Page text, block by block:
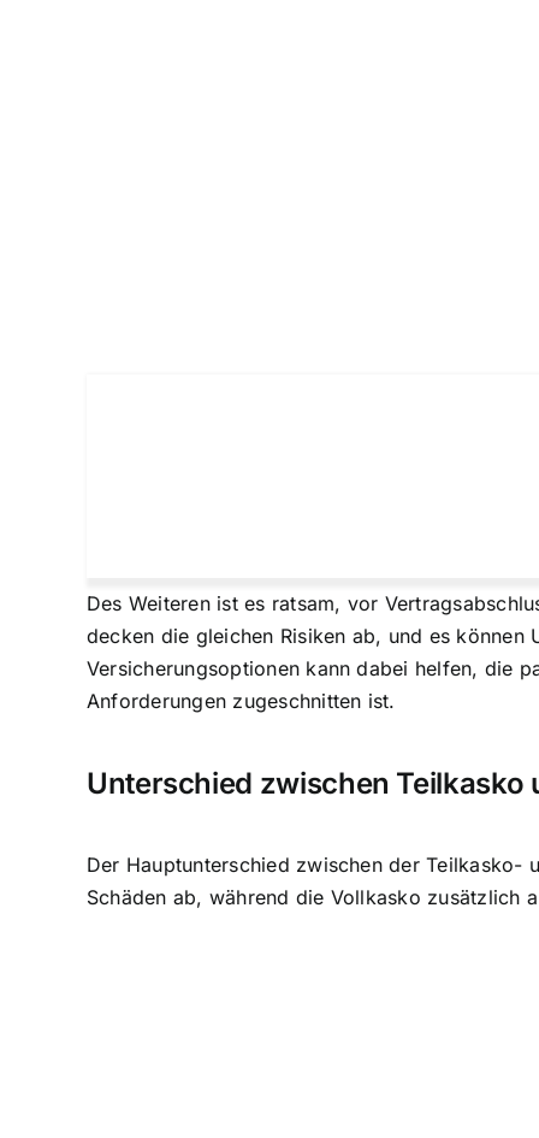
Des Weiteren ist es ratsam, vor
decken die gleichen Risiken ab, und es können
Versicherungsoptionen kann dabei helfen, die
Anforderungen zugeschnitten ist.
Unterschied zwischen Teilkasko
Der Hauptunterschied zwischen der Teilkasko-
Schäden ab, während die Vollkasko zusätzlich